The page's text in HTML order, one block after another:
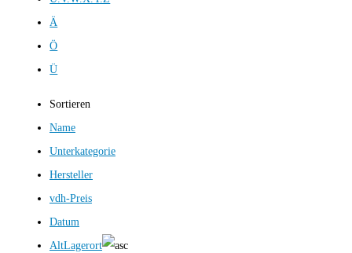
Ä
Ö
Ü
Sortieren
Name
Unterkategorie
Hersteller
vdh-Preis
Datum
AltLagerort